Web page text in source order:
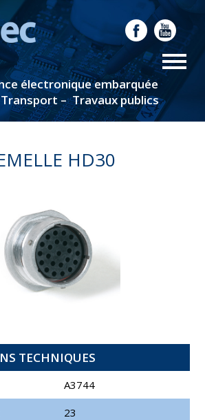
électronique embarquée
– Travaux publics
HD30
TECHNIQUES
A3744
23